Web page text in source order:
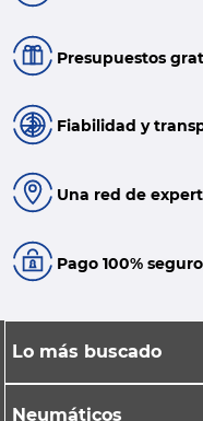
Presupuestos
Fiabilidad y
Una red de
Pago 100% seguro
Lo más buscado
Neumáticos